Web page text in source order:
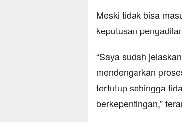
Meski tidak bisa
keputusan
“Saya sudah
mendengarkan
tertutup sehingga
berkepentingan,”